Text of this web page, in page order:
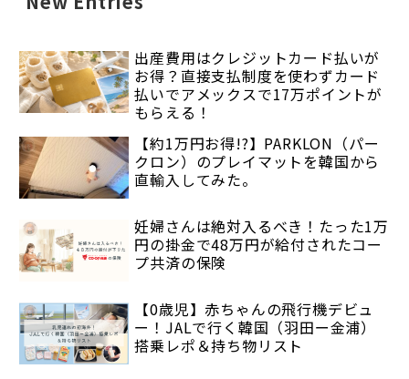
出産費用はクレジットカード払いが
お得？直接支払制度を使わずカード
払いでアメックスで17万ポイントが
もらえる！
【約1万円お得!?】PARKLON（パー
クロン）のプレイマットを韓国から
直輸入してみた。
妊婦さんは絶対入るべき！たった1万
円の掛金で48万円が給付されたコー
プ共済の保険
【0歳児】赤ちゃんの飛行機デビュ
ー！JALで行く韓国（羽田ー金浦）
搭乗レポ＆持ち物リスト